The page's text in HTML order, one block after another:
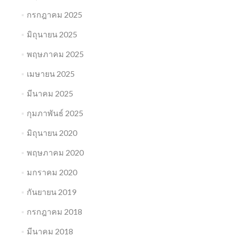
กรกฎาคม 2025
มิถุนายน 2025
พฤษภาคม 2025
เมษายน 2025
มีนาคม 2025
กุมภาพันธ์ 2025
มิถุนายน 2020
พฤษภาคม 2020
มกราคม 2020
กันยายน 2019
กรกฎาคม 2018
มีนาคม 2018